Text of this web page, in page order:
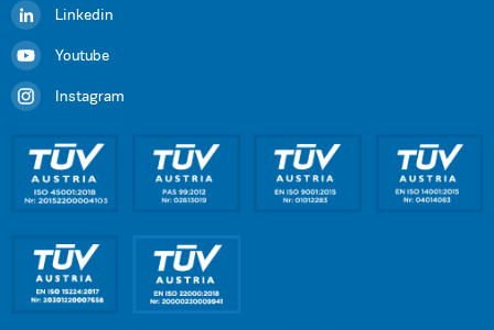
Linkedin
Youtube
Instagram